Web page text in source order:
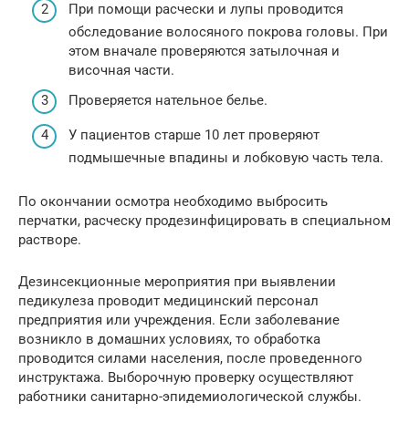
При помощи расчески и лупы проводится
обследование волосяного покрова головы. При
этом вначале проверяются затылочная и
височная части.
Проверяется нательное белье.
У пациентов старше 10 лет проверяют
подмышечные впадины и лобковую часть тела.
По окончании осмотра необходимо выбросить
перчатки, расческу продезинфицировать в специальном
растворе.
Дезинсекционные мероприятия при выявлении
педикулеза проводит медицинский персонал
предприятия или учреждения. Если заболевание
возникло в домашних условиях, то обработка
проводится силами населения, после проведенного
инструктажа. Выборочную проверку осуществляют
работники санитарно-эпидемиологической службы.